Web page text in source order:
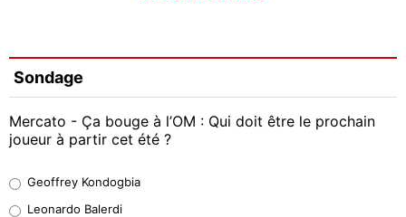
Sondage
Mercato - Ça bouge à l’OM : Qui doit être le prochain
joueur à partir cet été ?
38%
Geoffrey Kondogbia
Leonardo Balerdi